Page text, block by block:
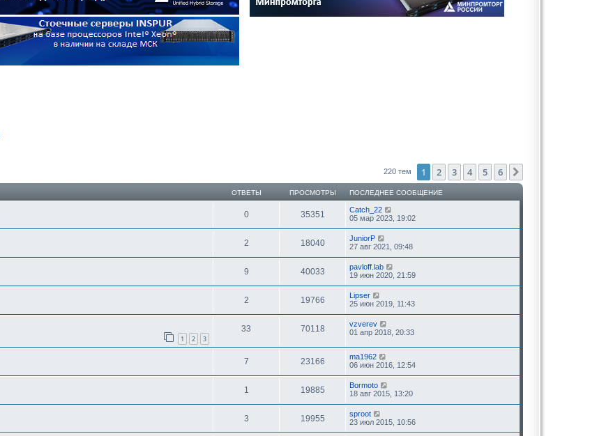
220 тем 1 2 3 4 5 6
ОТВЕТЫ ПРОСМОТРЫ ПОСЛЕДНЕЕ СООБЩЕНИЕ
0 35351
Catch_22
05 мар 2023, 19:02
2 18040
JuniorP
27 авг 2021, 09:48
9 40033
pavloff.lab
19 июн 2020, 21:59
2 19766
Lipser
25 июн 2019, 11:43
1 2 3
33 70118
vzverev
01 апр 2018, 20:33
7 23166
ma1962
06 июн 2016, 12:54
1 19885
Bormoto
18 авг 2015, 13:20
3 19955
sproot
23 июл 2015, 10:56